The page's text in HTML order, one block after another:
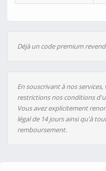
Déjà un code premium
En souscrivant à nos
restrictions nos conditions
Vous avez explicitement
légal de 14 jours ainsi qu'à
remboursement.